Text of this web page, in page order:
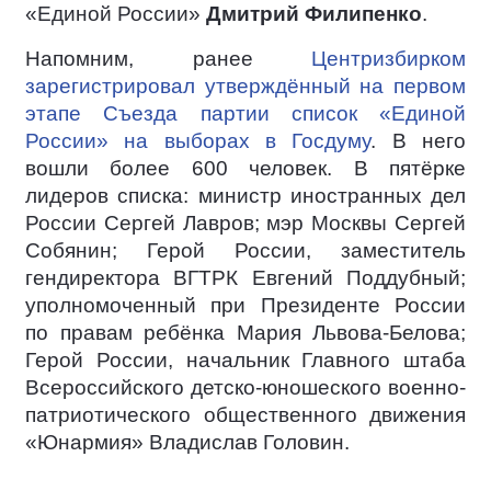
«Единой России» Дмитрий Филипенко.
Напомним, ранее Центризбирком
зарегистрировал утверждённый на первом
этапе Съезда партии список «Единой
России» на выборах в Госдуму. В него
вошли более 600 человек. В пятёрке
лидеров списка: министр иностранных дел
России Сергей Лавров; мэр Москвы Сергей
Собянин; Герой России, заместитель
гендиректора ВГТРК Евгений Поддубный;
уполномоченный при Президенте России
по правам ребёнка Мария Львова-Белова;
Герой России, начальник Главного штаба
Всероссийского детско-юношеского военно-
патриотического общественного движения
«Юнармия» Владислав Головин.